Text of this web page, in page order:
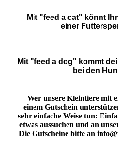
Mit "feed a cat" könnt
einer
Mit "feed a dog" kommt
bei den
Wer unsere Kleintiere mit
einem Gutschein
sehr einfache Weise tun:
etwas aussuchen und an
Die Gutscheine bitte an